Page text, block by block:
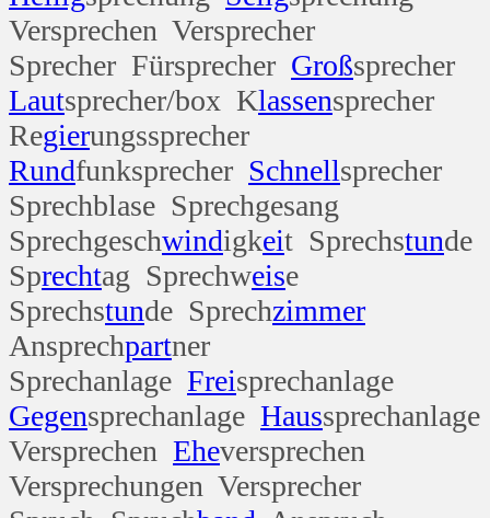
Versprechen Versprecher
Sprecher Fürsprecher Großsprecher
Lautsprecher/box Klassensprecher
Regierungssprecher
Rundfunksprecher Schnellsprecher
Sprechblase Sprechgesang
Sprechgeschwindigkeit Sprechstunde
Sprechtag Sprechweise
Sprechstunde Sprechzimmer
Ansprechpartner
Sprechanlage Freisprechanlage
Gegensprechanlage Haussprechanlage
Versprechen Eheversprechen
Versprechungen Versprecher